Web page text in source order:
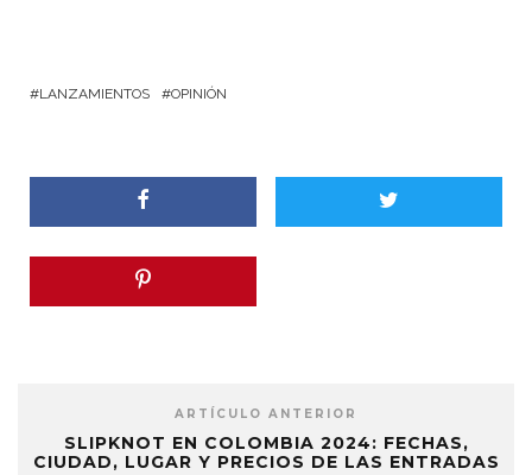
LANZAMIENTOS OPINIÓN
ARTÍCULO ANTERIOR
SLIPKNOT EN COLOMBIA 2024: FECHAS,
CIUDAD, LUGAR Y PRECIOS DE LAS ENTRADAS